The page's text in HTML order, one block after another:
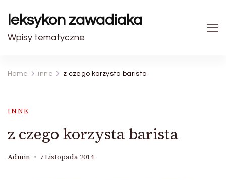
leksykon zawadiaka
Wpisy tematyczne
Home inne z czego korzysta barista
INNE
z czego korzysta barista
Admin 7 Listopada 2014